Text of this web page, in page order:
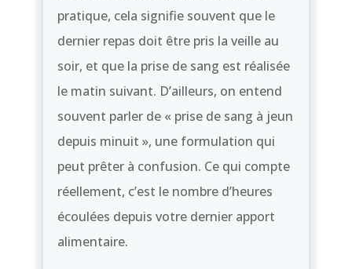
pratique, cela signifie souvent que le
dernier repas doit être pris la veille au
soir, et que la prise de sang est réalisée
le matin suivant. D’ailleurs, on entend
souvent parler de « prise de sang à jeun
depuis minuit », une formulation qui
peut prêter à confusion. Ce qui compte
réellement, c’est le nombre d’heures
écoulées depuis votre dernier apport
alimentaire.